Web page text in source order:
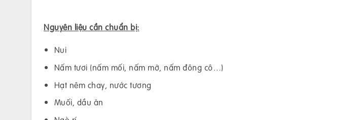
Nguyên liệu cần chuẩn bị:
Nui
Nấm tươi (nấm mối, nấm mỡ, nấm đông cô…)
Hạt nêm chay, nước tương
Muối, dầu ăn